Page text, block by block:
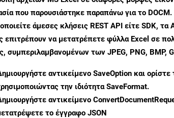
που παρουσιάστηκε παραπάνω για το DOCM.
άμεσες κλήσεις REST API είτε SDK,
επιτρέπουν να μετατρέπετε φύλλα Excel σε
συμπεριλαμβανομένων των JPEG, PNG, BMP,
αντικείμενο SaveOption και
την ιδιότηταSaveFormat.
αντικείμενο
το έγγραφο JSON